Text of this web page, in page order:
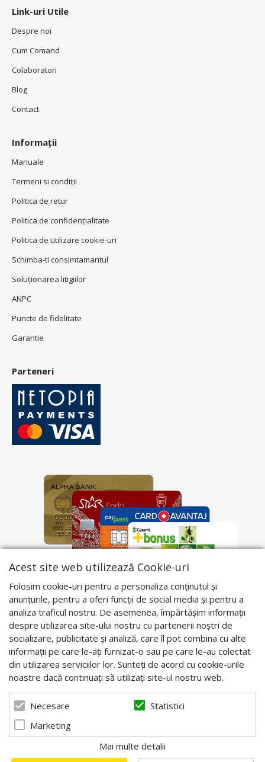
Link-uri Utile
Despre noi
Cum Comand
Colaboratori
Blog
Contact
Informații
Manuale
Termeni si condiţii
Politica de retur
Politica de confidenţialitate
Politica de utilizare cookie-uri
Schimba-ti consimtamantul
Soluționarea litigiilor
ANPC
Puncte de fidelitate
Garantie
Parteneri
Acest site web utilizează Cookie-uri
Folosim cookie-uri pentru a personaliza conținutul și
anunțurile, pentru a oferi funcții de social media și pentru a
analiza traficul nostru. De asemenea, împărtășim informații
despre utilizarea site-ului nostru cu partenerii noștri de
socializare, publicitate și analiză, care îl pot combina cu alte
informații pe care le-ați furnizat-o sau pe care le-au colectat
din utilizarea serviciilor lor. Sunteți de acord cu cookie-urile
noastre dacă continuați să utilizați site-ul nostru web.
Necesare
Statistici
Marketing
Mai multe detalii
© 2026 Apis Blaj - Utilaje apicole. Powered by